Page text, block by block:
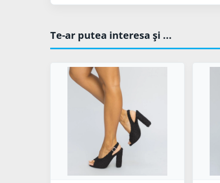
Te-ar putea interesa şi ...